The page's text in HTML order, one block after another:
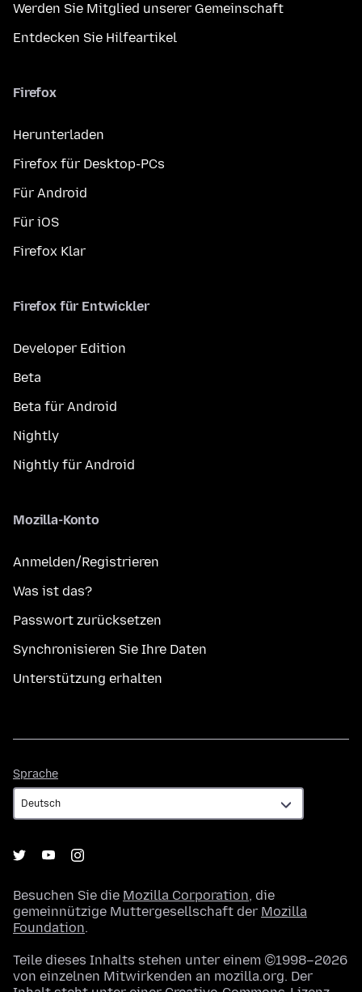
Werden Sie Mitglied unserer Gemeinschaft
Entdecken Sie Hilfeartikel
Firefox
Herunterladen
Firefox für Desktop-PCs
Für Android
Für iOS
Firefox Klar
Firefox für Entwickler
Developer Edition
Beta
Beta für Android
Nightly
Nightly für Android
Mozilla-Konto
Anmelden/Registrieren
Was ist das?
Passwort zurücksetzen
Synchronisieren Sie Ihre Daten
Unterstützung erhalten
Sprache
Besuchen Sie die Mozilla Corporation, die
gemeinnützige Muttergesellschaft der Mozilla
Foundation.
Teile dieses Inhalts stehen unter einem ©1998–2026
von einzelnen Mitwirkenden an mozilla.org. Der